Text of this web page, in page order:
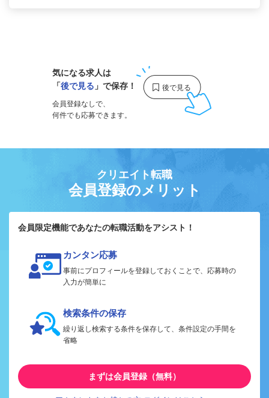
気になる求人は
「後で見る 」で保存！
会員登録なしで、
何件でも応募できます。
クリエイト転職
会員登録のメリット
会員限定機能であなたの転職活動をアシスト！
カンタン応募
事前にプロフィールを登録しておくことで、応募時の
入力が簡単に
検索条件の保存
繰り返し検索する条件を保存して、条件設定の手間を
省略
まずは会員登録（無料）